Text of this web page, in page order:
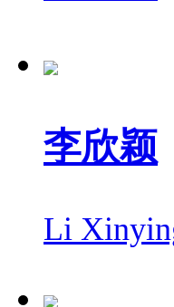
李欣颖
Li